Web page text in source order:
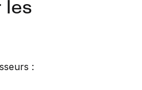
les
: